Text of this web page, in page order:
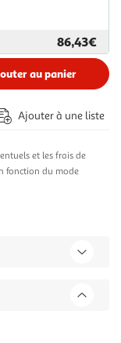
86,43€
au panier
Ajouter à une liste
et les frais de
fonction du mode